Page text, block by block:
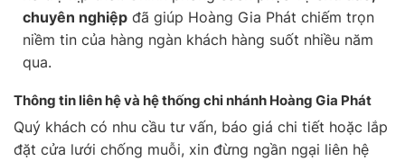
chuyên nghiệp đã giúp Hoàng Gia Phát chiếm trọn
niềm tin của hàng ngàn khách hàng suốt nhiều năm
qua.
Thông tin liên hệ và hệ thống chi nhánh Hoàng Gia Phát
Quý khách có nhu cầu tư vấn, báo giá chi tiết hoặc lắp
đặt cửa lưới chống muỗi, xin đừng ngần ngại liên hệ